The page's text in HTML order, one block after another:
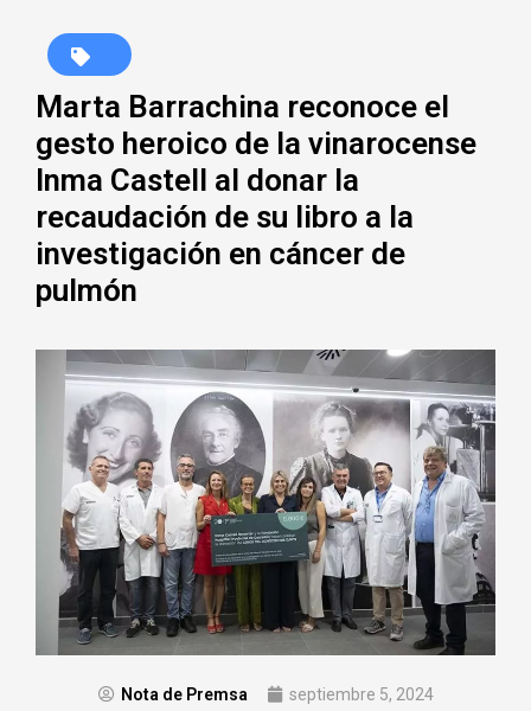
Marta Barrachina reconoce el
gesto heroico de la vinarocense
Inma Castell al donar la
recaudación de su libro a la
investigación en cáncer de
pulmón
Nota de Premsa
septiembre 5, 2024